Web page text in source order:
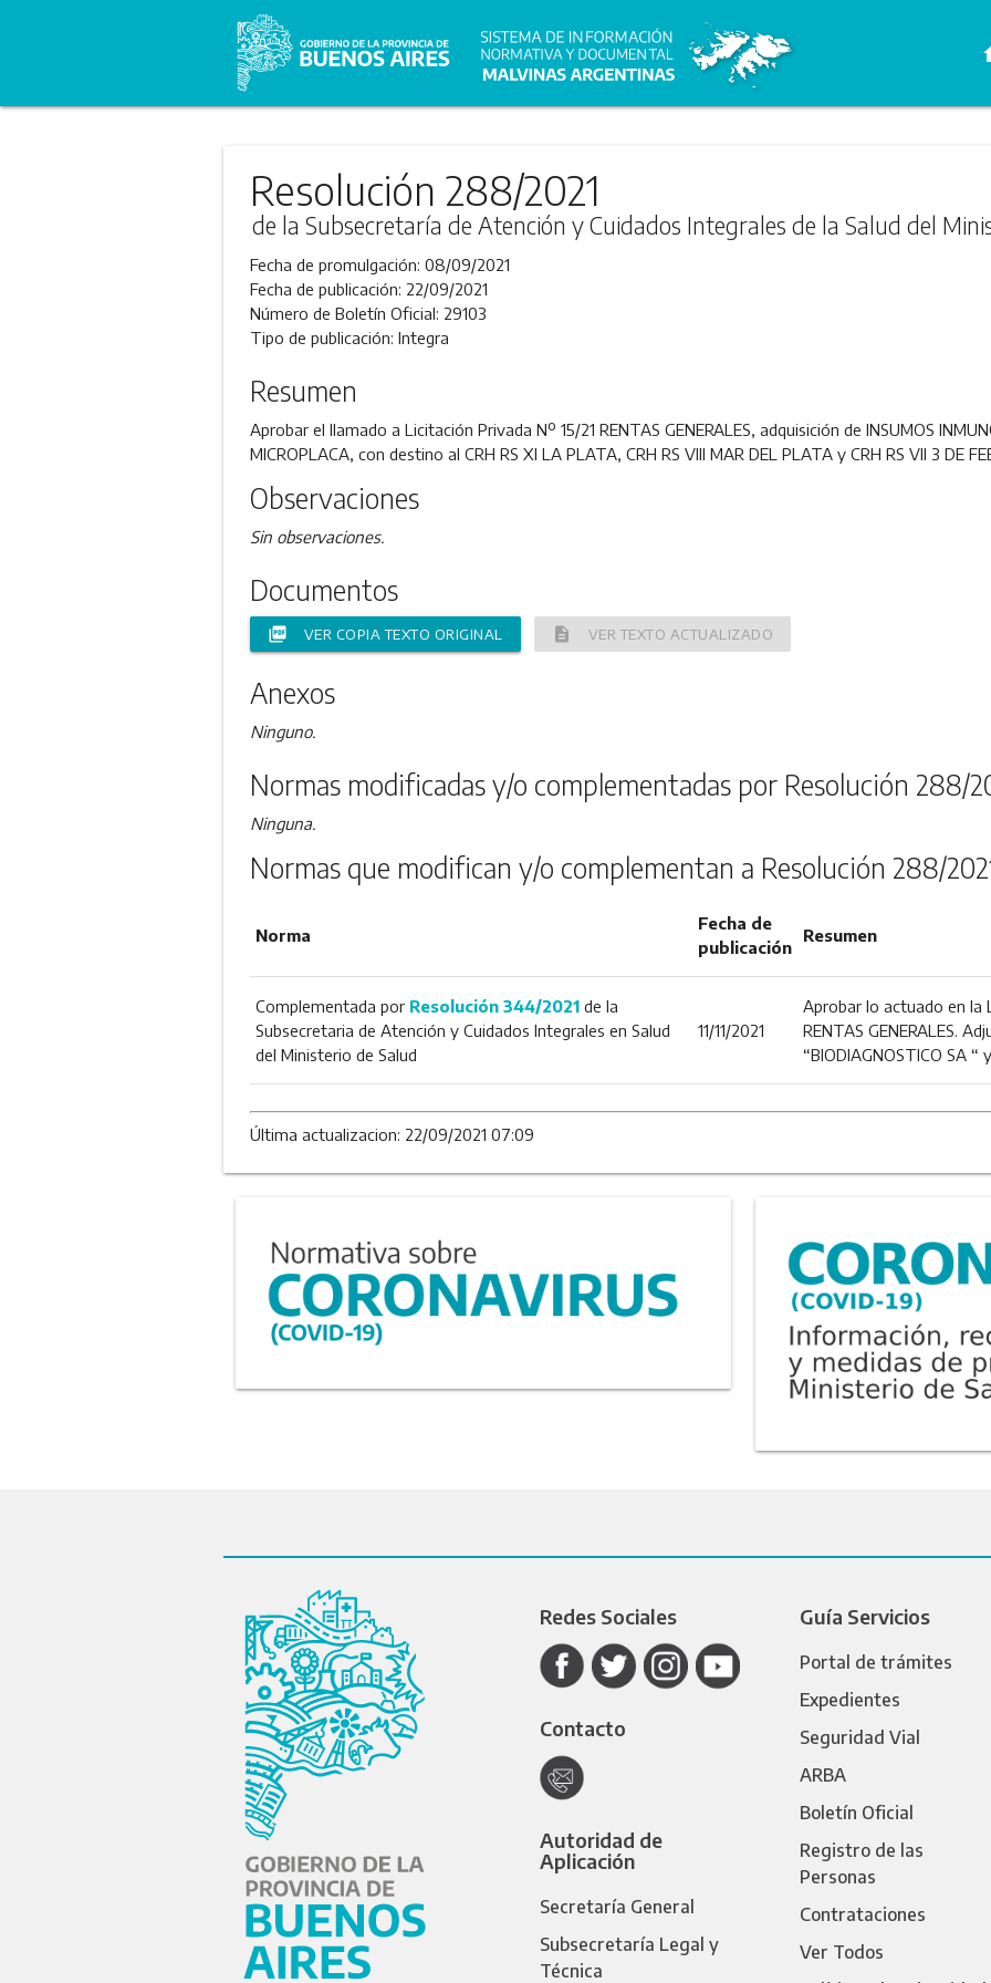
Resolución 288/2021
de la Subsecretaría de Atención y Cuidados Integrales de la Salud del
Fecha de promulgación: 08/09/2021
Fecha de publicación: 22/09/2021
Número de Boletín Oficial: 29103
Tipo de publicación: Integra
Resumen
Aprobar el llamado a Licitación Privada Nº 15/21 RENTAS GENERALES, adquisición de INSUMOS
MICROPLACA, con destino al CRH RS XI LA PLATA, CRH RS VIII MAR DEL PLATA y CRH RS VII 3 DE
Observaciones
Sin observaciones.
Documentos
picture_as_pdf VER COPIA TEXTO ORIGINAL description VER TEXTO ACTUALIZADO
Anexos
Ninguno.
Normas modificadas y/o complementadas por Resolución 288/
Ninguna.
Normas que modifican y/o complementan a Resolución 288/
Norma
Fecha de
publicación
Resumen
Complementada por Resolución 344/2021de la
Subsecretaria de Atención y Cuidados Integrales en Salud
del Ministerio de Salud
11/11/2021
Aprobar lo actuado en la
RENTAS GENERALES.
“BIODIAGNOSTICO SA “
Última actualizacion: 22/09/2021 07:09
Redes Sociales
Contacto
Autoridad de
Aplicación
Secretaría General
Subsecretaría Legal y
Técnica
Guía Servicios
Portal de trámites
Expedientes
Seguridad Vial
ARBA
Boletín Oficial
Registro de las
Personas
Contrataciones
Ver Todos